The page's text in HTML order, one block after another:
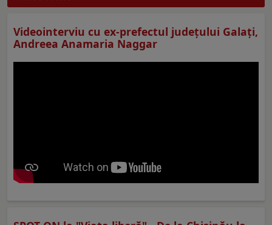
Videointerviu cu ex-prefectul judeţului Galaţi,
Andreea Anamaria Naggar